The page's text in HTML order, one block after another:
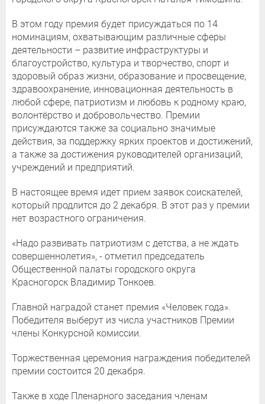
В этом году премия будет присуждаться по 14
номинациям, охватывающим различные сферы
деятельности – развитие инфраструктуры и
благоустройство, культура и творчество, спорт и
здоровый образ жизни, образование и просвещение,
здравоохранение, инновационная деятельность в
любой сфере, патриотизм и любовь к родному краю,
волонтёрство и добровольчество. Премии
присуждаются также за социально значимые
действия, за поддержку ярких проектов и достижений,
а также за достижения руководителей организаций,
учреждений и предприятий.
В настоящее время идет прием заявок соискателей,
который продлится до 2 декабря. В этот раз у премии
нет возрастного ограничения.
«Надо развивать патриотизм с детства, а не ждать
совершеннолетия», - отметил председатель
Общественной палаты городского округа
Красногорск Владимир Тонкоев.
Главной наградой станет премия «Человек года».
Победителя выберут из числа участников Премии
члены Конкурсной комиссии.
Торжественная церемония награждения победителей
премии состоится 20 декабря.
Также в ходе Пленарного заседания членам